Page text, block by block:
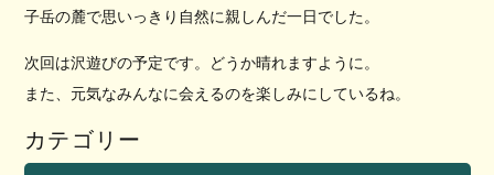
子岳の麓で思いっきり自然に親しんだ一日でした。
次回は沢遊びの予定です。どうか晴れますように。
また、元気なみんなに会えるのを楽しみにしているね。
カテゴリー